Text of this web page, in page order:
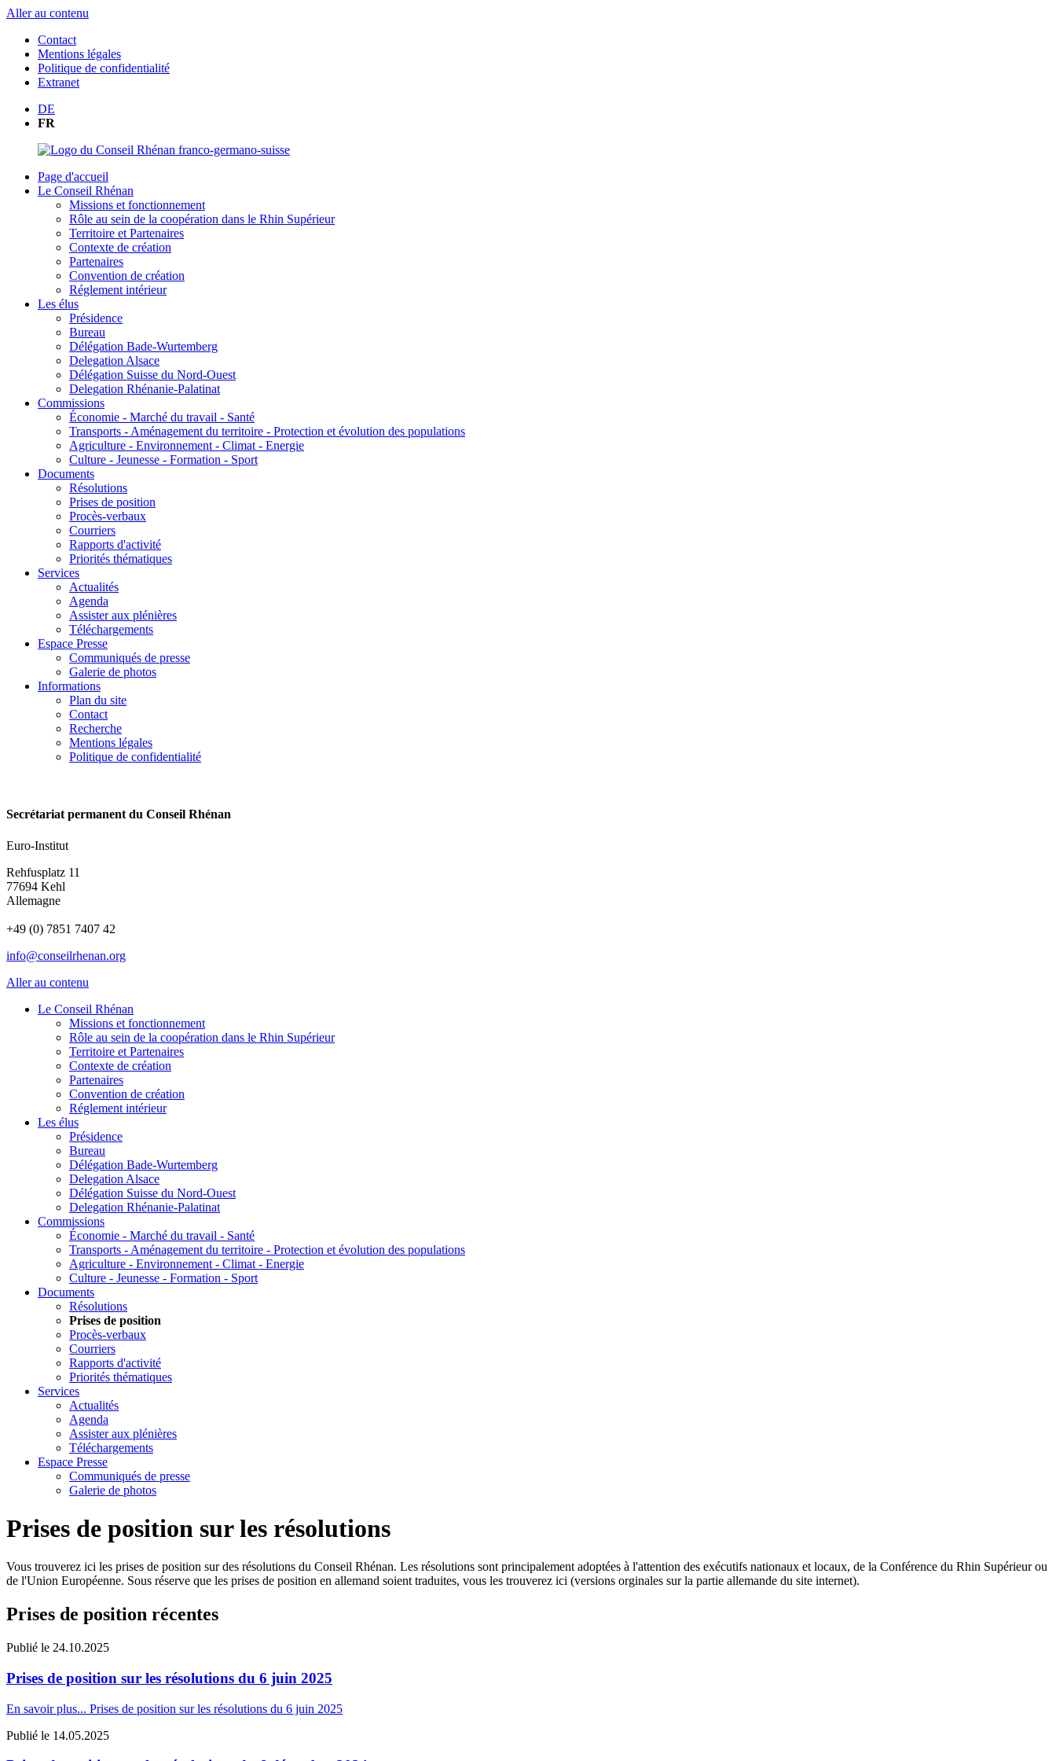
Aller au contenu
Contact
Mentions légales
Politique de confidentialité
Extranet
DE
FR
Page d'accueil
Le Conseil Rhénan
Missions et fonctionnement
Rôle au sein de la coopération dans le Rhin Supérieur
Territoire et Partenaires
Contexte de création
Partenaires
Convention de création
Réglement intérieur
Les élus
Présidence
Bureau
Délégation Bade-Wurtemberg
Delegation Alsace
Délégation Suisse du Nord-Ouest
Delegation Rhénanie-Palatinat
Commissions
Économie - Marché du travail - Santé
Transports - Aménagement du territoire - Protection et évolution des populations
Agriculture - Environnement - Climat - Energie
Culture - Jeunesse - Formation - Sport
Documents
Résolutions
Prises de position
Procès-verbaux
Courriers
Rapports d'activité
Priorités thématiques
Services
Actualités
Agenda
Assister aux plénières
Téléchargements
Espace Presse
Communiqués de presse
Galerie de photos
Informations
Plan du site
Contact
Recherche
Mentions légales
Politique de confidentialité
Secrétariat permanent du Conseil Rhénan
Euro-Institut
Rehfusplatz 11
77694 Kehl
Allemagne
+49 (0) 7851 7407 42
info@conseilrhenan.org
Aller au contenu
Le Conseil Rhénan
Missions et fonctionnement
Rôle au sein de la coopération dans le Rhin Supérieur
Territoire et Partenaires
Contexte de création
Partenaires
Convention de création
Réglement intérieur
Les élus
Présidence
Bureau
Délégation Bade-Wurtemberg
Delegation Alsace
Délégation Suisse du Nord-Ouest
Delegation Rhénanie-Palatinat
Commissions
Économie - Marché du travail - Santé
Transports - Aménagement du territoire - Protection et évolution des populations
Agriculture - Environnement - Climat - Energie
Culture - Jeunesse - Formation - Sport
Documents
Résolutions
Prises de position
Procès-verbaux
Courriers
Rapports d'activité
Priorités thématiques
Services
Actualités
Agenda
Assister aux plénières
Téléchargements
Espace Presse
Communiqués de presse
Galerie de photos
Prises de position sur les résolutions
Vous trouverez ici les prises de position sur des résolutions du Conseil Rhénan. Les résolutions sont principalement adoptées à l'attention des exécutifs nationaux et locaux, de la Conférence du Rhin Supérieur ou
de l'Union Européenne. Sous réserve que les prises de position en allemand soient traduites, vous les trouverez ici (versions orginales sur la partie allemande du site internet).
Prises de position récentes
Publié le 24.10.2025
Prises de position sur les résolutions du 6 juin 2025
En savoir plus... Prises de position sur les résolutions du 6 juin 2025
Publié le 14.05.2025